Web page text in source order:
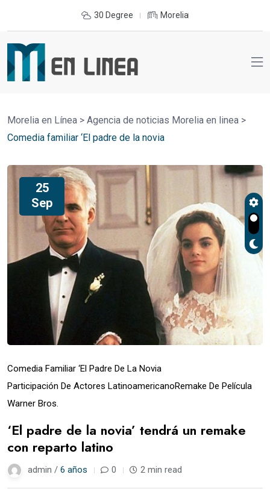
30 Degree Morelia
Morelia en Línea > Agencia de noticias Morelia en linea >
Comedia familiar ‘El padre de la novia
25
Sep
Comedia Familiar ‘El Padre De La Novia
Participación De Actores LatinoamericanoRemake De Película
Warner Bros.
‘El padre de la novia’ tendrá un remake
con reparto latino
admin / 6 años 0 2 min read